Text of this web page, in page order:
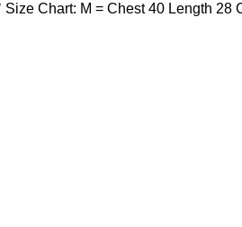
Chart: M = Chest 40 Length 28